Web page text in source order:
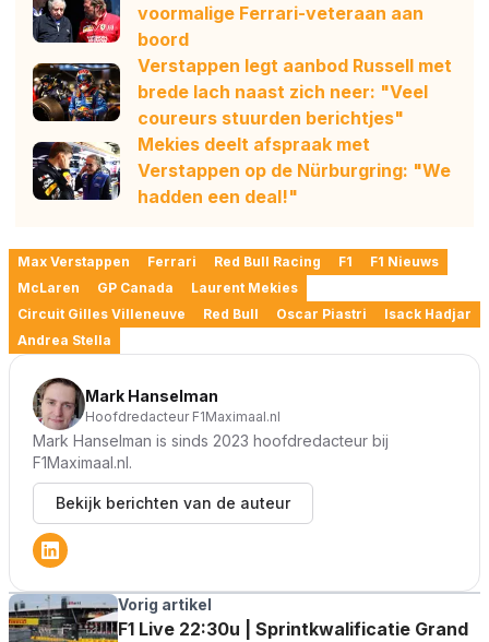
voormalige Ferrari-veteraan aan
boord
Verstappen legt aanbod Russell met
brede lach naast zich neer: "Veel
coureurs stuurden berichtjes"
Mekies deelt afspraak met
Verstappen op de Nürburgring: "We
hadden een deal!"
Max Verstappen Ferrari Red Bull Racing F1
F1 Nieuws
McLaren
GP Canada
Laurent Mekies
Circuit Gilles Villeneuve
Red Bull Oscar Piastri
Isack Hadjar
Andrea Stella
Mark Hanselman
Hoofdredacteur F1Maximaal.nl
Mark Hanselman is sinds 2023 hoofdredacteur bij
F1Maximaal.nl.
Bekijk berichten van de auteur
Vorig artikel
F1 Live 22:30u | Sprintkwalificatie Grand